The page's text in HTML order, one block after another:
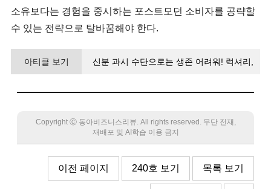
소유보다는 경험을 중시하는 포스트모던 소비자를 공략할
수 있는 전략으로 탈바꿈해야 한다.
아티클 보기
신분 과시 수단으로는 생존 어려워! 럭셔리,
Copyright Ⓒ 동아비즈니스리뷰. All rights reserved. 무단 전재,
재배포 및 AI학습 이용 금지
이전 페이지 240호 보기 목록 보기